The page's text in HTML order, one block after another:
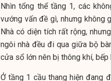
Nhìn tổng thể tầng 1, các
vướng vấn đề gì, nhưng không
Nhà có diện tích rất rộng,
ngôi nhà đều đi qua giữa bộ
cửa sổ lớn nên bị thông khí,
Ở tầng 1 cầu thang hiện đang